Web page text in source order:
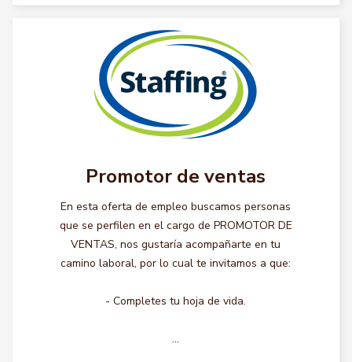
Promotor de ventas
En esta oferta de empleo buscamos personas
que se perfilen en el cargo de PROMOTOR DE
VENTAS, nos gustaría acompañarte en tu
camino laboral, por lo cual te invitamos a que:
- Completes tu hoja de vida.
...